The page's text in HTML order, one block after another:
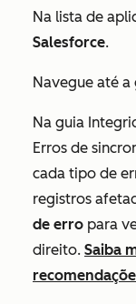
Na lista de
Salesforce.
Navegue até a
Na guia
Erros de
cada tipo de
registros
de erro para
direito. Saiba